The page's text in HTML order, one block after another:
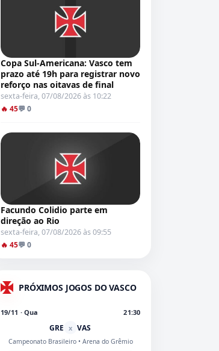
Copa Sul-Americana: Vasco tem
prazo até 19h para registrar novo
reforço nas oitavas de final
sexta-feira, 07/08/2026 às 10:22
🔥 45💬 0
Facundo Colidio parte em
direção ao Rio
sexta-feira, 07/08/2026 às 09:55
🔥 45💬 0
PRÓXIMOS JOGOS DO VASCO
19/11 · Qua 21:30
GRE x VAS
Campeonato Brasileiro • Arena do Grêmio